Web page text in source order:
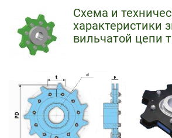
Схема и
характеристики
вильчатой цепи